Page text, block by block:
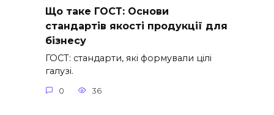
Що таке ГОСТ: Основи
стандартів якості продукції для
бізнесу
ГОСТ: стандарти, які формували цілі
галузі.
0 36